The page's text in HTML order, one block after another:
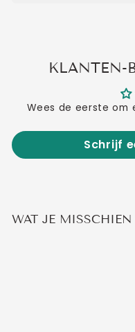
KLANTEN-
Wees de eerste om
Schrijf
WAT JE